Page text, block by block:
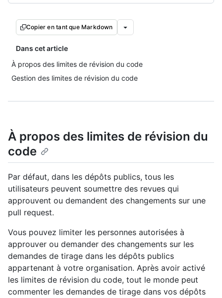
Copier en tant que Markdown
Dans cet article
À propos des limites de révision du code
Gestion des limites de révision du code
À propos des limites de révision du
code
Par défaut, dans les dépôts publics, tous les
utilisateurs peuvent soumettre des revues qui
approuvent ou demandent des changements sur une
pull request.
Vous pouvez limiter les personnes autorisées à
approuver ou demander des changements sur les
demandes de tirage dans les dépôts publics
appartenant à votre organisation. Après avoir activé
les limites de révision du code, tout le monde peut
commenter les demandes de tirage dans vos dépôts